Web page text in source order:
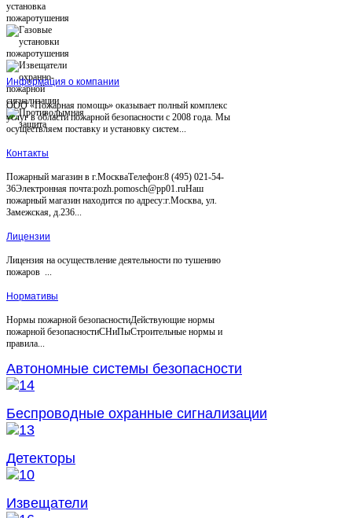
Информация о компании
ООО «Пожарная помощь» оказывает полный комплекс
услуг в области пожарной безопасности с 2008 года. Мы
осуществляем поставку и установку систем...
Контакты
Пожарный магазин в г.МоскваТелефон:8 (495) 021-54-
36Электронная почта:pozh.pomosch@pp01.ruНаш
пожарный магазин находится по адресу:г.Москва, ул.
Замежская, д.236...
Лицензии
Лицензия на осуществление деятельности по тушению
пожаров ...
Нормативы
Нормы пожарной безопасностиДействующие нормы
пожарной безопасностиСНиПыСтроительные нормы и
правила...
Автономные системы безопасности
Беспроводные охранные сигнализации
Детекторы
Извещатели